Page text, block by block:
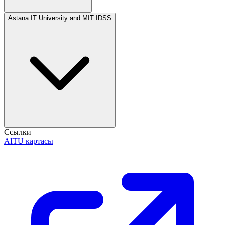
Astana IT University and MIT IDSS
Ссылки
AITU картасы